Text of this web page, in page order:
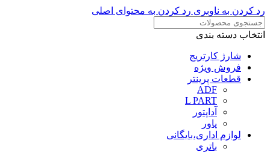
رد کردن به ناوبری رد کردن به محتوای اصلی
انتخاب دسته بندی
شارژ کارتریج
فروش ویژه
قطعات پرینتر
ADF
L PART
آداپتور
پاور
لوازم اداری،بایگانی
باتری